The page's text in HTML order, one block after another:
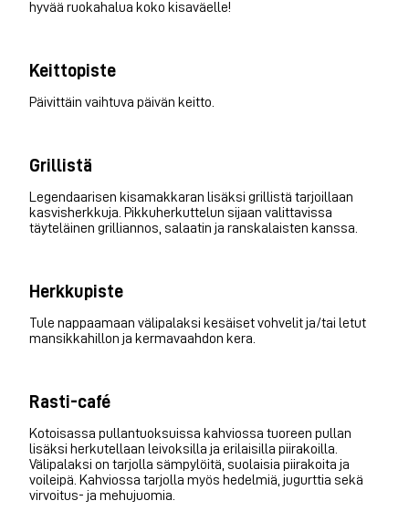
hyvää ruokahalua koko kisaväelle!
Keittopiste
Päivittäin vaihtuva päivän keitto.
Grillistä
Legendaarisen kisamakkaran lisäksi grillistä tarjoillaan
kasvisherkkuja. Pikkuherkuttelun sijaan valittavissa
täyteläinen grilliannos, salaatin ja ranskalaisten kanssa.
Herkkupiste
Tule nappaamaan välipalaksi kesäiset vohvelit ja/tai letut
mansikkahillon ja kermavaahdon kera.
Rasti-café
Kotoisassa pullantuoksuissa kahviossa tuoreen pullan
lisäksi herkutellaan leivoksilla ja erilaisilla piirakoilla.
Välipalaksi on tarjolla sämpylöitä, suolaisia piirakoita ja
voileipä. Kahviossa tarjolla myös hedelmiä, jugurttia sekä
virvoitus- ja mehujuomia.